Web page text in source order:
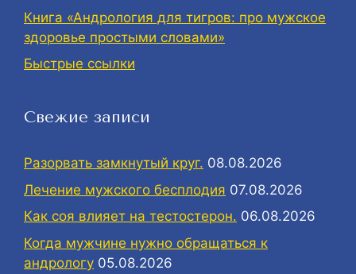
Книга «Андрология для тигров: про мужское
здоровье простыми словами»
Быстрые ссылки
Свежие записи
Разорвать замкнутый круг. 08.08.2026
Лечение мужского бесплодия 07.08.2026
Как соя влияет на тестостерон. 06.08.2026
Когда мужчине нужно обращаться к
андрологу 05.08.2026